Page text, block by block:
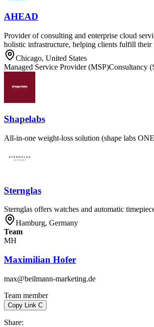
AHEAD
Provider of consulting and enterprise cloud
holistic infrastructure, helping clients fulfill
Chicago, United States
Managed Service Provider (MSP)Consultancy
Shapelabs
All-in-one weight-loss solution (shape labs
Sternglas
Sternglas offers watches and automatic
Hamburg, Germany
Team
MH
Maximilian Hofer
max@beilmann-marketing.de
Team member
Copy Link C
Share: